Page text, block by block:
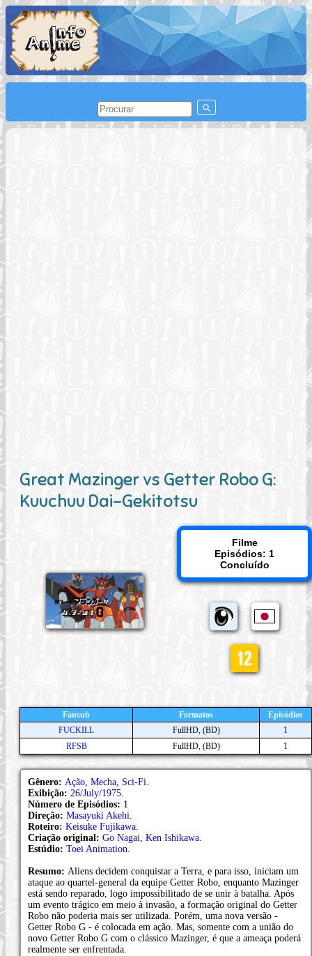
Great Mazinger vs Getter Robo G:
Kuuchuu Dai-Gekitotsu
Filme
Episódios: 1
Concluído
Fansub Formatos
Episódios
FUCKILL
FullHD, (BD)
1
RFSB
FullHD, (BD) 1
Gênero: Ação Mecha Sci-Fi
Exibição: 26/July/1975
Número de Episódios: 1
Direção: Masayuki Akehi
Roteiro: Keisuke Fujikawa
Criação original: Go Nagai Ken Ishikawa
Estúdio: Toei Animation
Resumo: Aliens decidem conquistar a Terra, e para isso, iniciam um
ataque ao quartel-general da equipe Getter Robo, enquanto Mazinger
está sendo reparado, logo impossibilitado de se unir à batalha. Após
um evento trágico em meio à invasão, a formação original do Getter
Robo não poderia mais ser utilizada. Porém, uma nova versão -
Getter Robo G - é colocada em ação. Mas, somente com a união do
novo Getter Robo G com o clássico Mazinger, é que a ameaça poderá
realmente ser enfrentada.